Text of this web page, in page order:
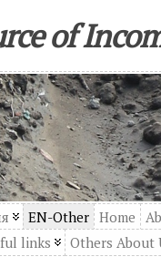
of
EN-Other Home
links Others About